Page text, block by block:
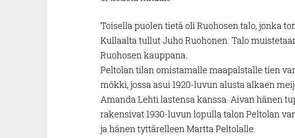
Toisella puolen tietä oli Ruohosen talo, jonka
Kullaalta tullut Juho Ruohonen. Talo
Ruohosen kauppana.
Peltolan tilan omistamalle maapalstalle tien
mökki, jossa asui 1920-luvun alusta alkaen
Amanda Lehti lastensa kanssa. Aivan hänen
rakensivat 1930-luvun lopulla talon Peltolan
ja hänen tyttärelleen Martta Peltolalle.